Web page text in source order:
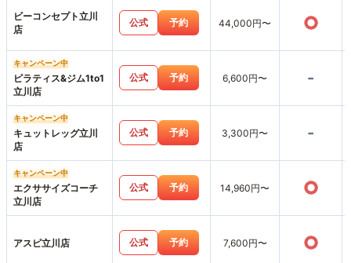
ビーコンセプト立川
店
公式 予約 44,000円〜 ○
キャンペーン中
ピラティス&ジム1to1
立川店
公式 予約 6,600円〜 -
キャンペーン中
キュットレッグ立川
店
公式 予約 3,300円〜 -
キャンペーン中
エクササイズコーチ
立川店
公式 予約 14,960円〜 ○
アスピ立川店 公式 予約 7,600円〜 ○